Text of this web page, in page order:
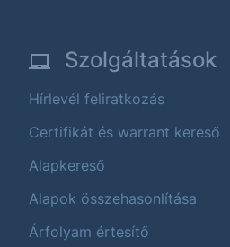
Szolgáltatások
Hírlevél feliratkozás
Certifikát és warrant kereső
Alapkereső
Alapok összehasonlítása
Árfolyam értesítő